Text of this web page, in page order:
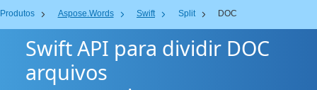
Produtos Aspose.Words Swift Split DOC
Swift API para dividir DOC
arquivos